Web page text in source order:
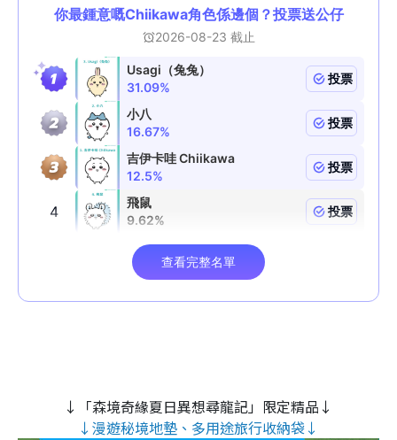
↓「森境奇緣夏日異想尋龍記」限定精品↓
↓漫遊秘境地墊、多用途旅行收納袋↓